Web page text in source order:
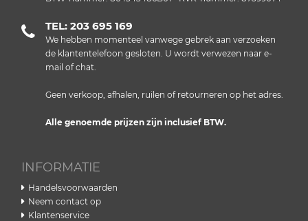
TEL: 203 695 169
We hebben momenteel vanwege gebrek aan verzoeken
de klantentelefoon gesloten. U wordt verwezen naar e-
mail of chat.
Geen verkoop, afhalen, ruilen of retourneren op het adres.
Alle genoemde prijzen zijn inclusief BTW.
INFORMATIE
Handelsvoorwaarden
Neem contact op
Klantenservice